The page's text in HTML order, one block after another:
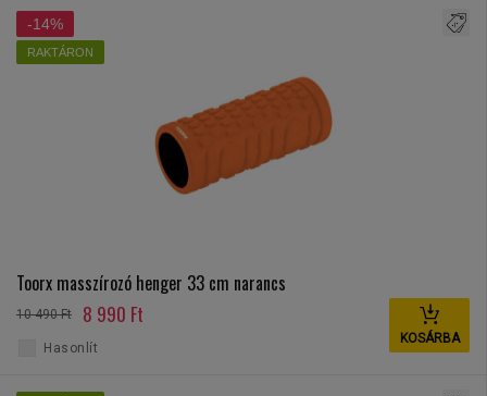
-14%
RAKTÁRON
Toorx masszírozó henger 33 cm narancs
10 490 Ft 8 990 Ft
KOSÁRBA
Hasonlít